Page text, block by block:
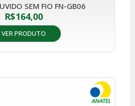
SEM FIO FN-GB06
R$164,00
VER PRODUTO